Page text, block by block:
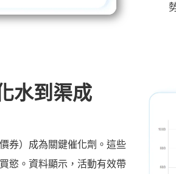
水到渠成
券）成為關鍵催化劑。這些
慾。資料顯示，活動有效帶